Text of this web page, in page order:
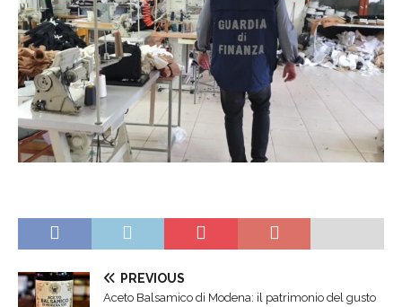
PREVIOUS
Aceto Balsamico di Modena: il patrimonio del gusto